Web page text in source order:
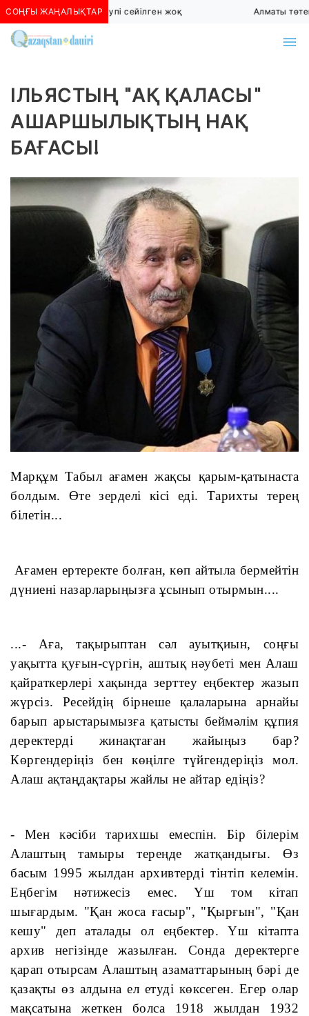
СОҢҒЫ ЖАҢАЛЫҚТАР
Алматыда көшкін қаупі сейілген жоқ Алматы
ІЛЬЯСТЫҢ "АҚ ҚАЛАСЫ"
АШАРШЫЛЫҚТЫҢ НАҚ
БАҒАСЫ!
Марқұм Табыл ағамен жақсы қарым-қатынаста
болдым. Өте зерделі кісі еді. Тарихты терең
білетін...
дүниені назарларыңызға ұсынып отырмын....
...- Аға, тақырыптан сәл ауытқиын, соңғы
уақытта қуғын-сүргін, аштық нәубеті мен Алаш
қайраткерлері хақында зерттеу еңбектер жазып
жүрсіз. Ресейдің бірнеше қалаларына арнайы
барып арыстарымызға қатысты беймәлім құпия
деректерді жинақтаған жайыңыз бар?
Көргендеріңіз бен көңілге түйгендеріңіз мол.
Алаш ақтаңдақтары жайлы не айтар едіңіз?
- Мен кәсіби тарихшы емеспін. Бір білерім
Алаштың тамыры тереңде жатқандығы. Өз
басым 1995 жылдан архивтерді тінтіп келемін.
Еңбегім нәтижесіз емес. Үш том кітап
шығардым. "Қан жоса ғасыр", "Қырғын", "Қан
кешу" деп аталады ол еңбектер. Үш кітапта
архив негізінде жазылған. Сонда деректерге
қарап отырсам Алаштың азаматтарының бәрі де
қазақты өз алдына ел етуді көксеген. Егер олар
мақсатына жеткен болса 1918 жылдан 1932